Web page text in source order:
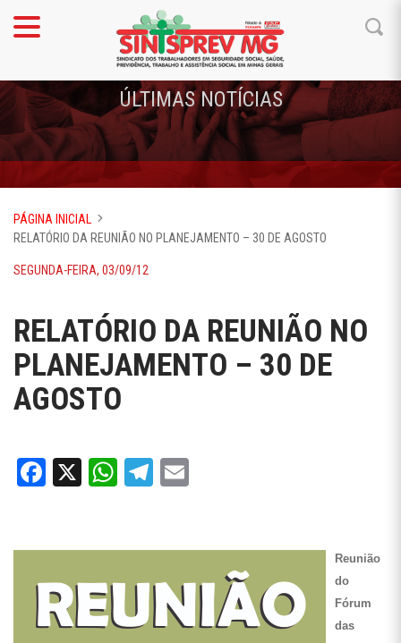
ÚLTIMAS NOTÍCIAS
PÁGINA INICIAL
RELATÓRIO DA REUNIÃO NO PLANEJAMENTO – 30 DE AGOSTO
SEGUNDA-FEIRA, 03/09/12
RELATÓRIO DA REUNIÃO NO
PLANEJAMENTO – 30 DE
AGOSTO
Facebook
X WhatsApp
Telegram
Reunião
do
Fórum
das